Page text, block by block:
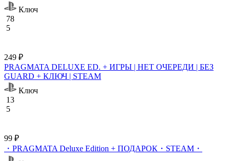
Ключ
78
5
249 ₽
PRAGMATA DELUXE ED. + ИГРЫ | НЕТ ОЧЕРЕДИ | БЕЗ
GUARD + КЛЮЧ | STEAM
Ключ
13
5
99 ₽
・PRAGMATA Deluxe Edition + ПОДАРОК・STEAM・